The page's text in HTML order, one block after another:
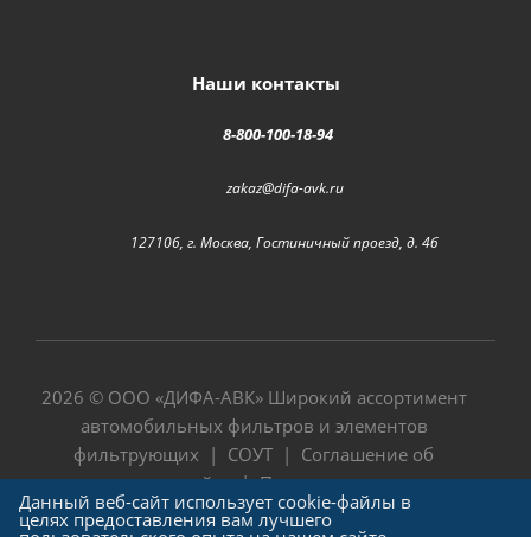
Наши контакты
8-800-100-18-94
zakaz@difa-avk.ru
127106, г. Москва, Гостиничный проезд, д. 4б
2026 © ООО «ДИФА-АВК» Широкий ассортимент
автомобильных фильтров и элементов
фильтрующих | СОУТ | Соглашение об
использовании сайта|Политика в отношении
обработки персональных данных
Данный веб-сайт использует cookie-файлы в
целях предоставления вам лучшего